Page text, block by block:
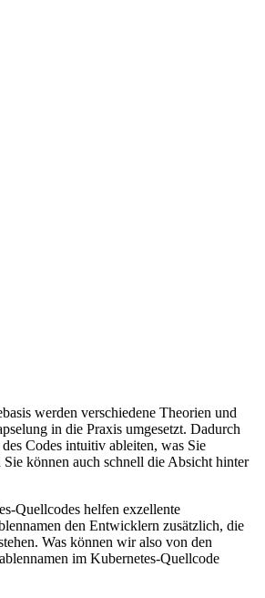
werden verschiedene Theorien und
in die Praxis umgesetzt. Dadurch
Codes intuitiv ableiten, was Sie
Sie können auch schnell die Absicht hinter
Quellcodes helfen exzellente
den Entwicklern zusätzlich, die
Was können wir also von den
im Kubernetes-Quellcode